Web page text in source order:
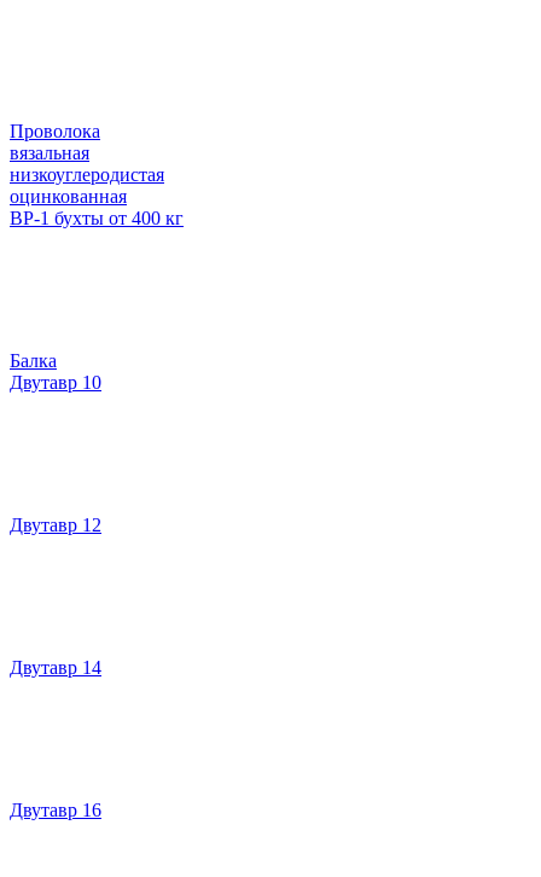
Проволока
вязальная
низкоуглеродистая
оцинкованная
ВР-1 бухты от 400 кг
Балка
Двутавр 10
Двутавр 12
Двутавр 14
Двутавр 16